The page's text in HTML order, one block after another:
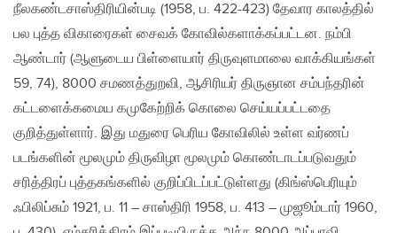
நீலகண்டசாஸ்திரியின்படி (1958, ப. 422-423) தேவார காலத்தில்
பல புத்த விகாரைகள் சைவக் கோவில்களாக்கப்பட்டன. நம்பி
ஆண்டார் (ஆளுடைய பிள்ளையார் திருவுளமாலை வாக்கியங்கள்
59, 74), 8000 சமணத்துறவி, ஆசிரியர் திருஞான சம்பந்தரின்
கட்டளைக்கமைய கமுகேற்றிக் கொலை செய்யப்பட்டதை
குறித்துள்ளார். இது மதுரை பெரிய கோவிலில் உள்ள வர்ணப்
படங்களின் மூலமும் திருவிழா மூலமும் கொண்டாடப்படுவதும்
சரித்திரப் புத்தகங்களில் குறிப்பிடப்பட்டுள்ளது (கிங்ஸ்பெரியும்
ஃபிலிப்சும் 1921, ப. 11 – சாஸ்திரி 1958, ப. 413 – முஜூம்டார் 1960,